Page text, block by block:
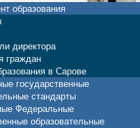
образования
директора
граждан
в Сарове
государственные
стандарты
Федеральные
образовательные